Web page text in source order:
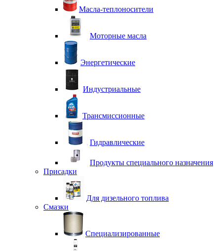
Масла-теплоносители
Моторные масла
Энергетические
Индустриальные
Трансмиссионные
Гидравлические
Продукты специального назначения
Присадки
Для дизельного топлива
Смазки
Специализированные